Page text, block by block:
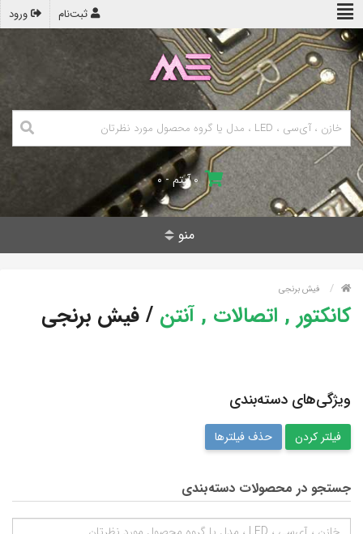
ورود ثبت‌نام
۰ آیتم - ۰
منو
فیش برنجی
کانکتور , اتصالات , آنتن / فیش برنجی
ویژگی‌های دسته‌بندی
حذف فیلترها
جستجو در محصولات دسته‌بندی